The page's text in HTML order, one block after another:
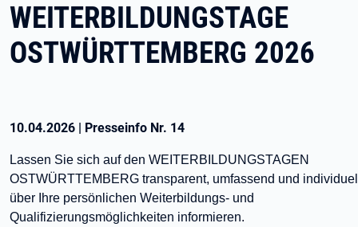
WEITERBILDUNGSTAGE
OSTWÜRTTEMBERG 2026
10.04.2026 | Presseinfo Nr. 14
Lassen Sie sich auf den WEITERBILDUNGSTAGEN
OSTWÜRTTEMBERG transparent, umfassend und
über Ihre persönlichen Weiterbildungs- und
Qualifizierungsmöglichkeiten informieren.